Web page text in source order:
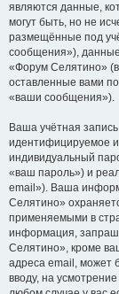
являются данные,
могут быть, но не
размещённые под
сообщения»),
«Форум Селятино»
оставленные вами
«ваши сообщения»).
Ваша учётная
идентифицируемое
индивидуальный
«ваш пароль») и
email»). Ваша
Селятино»
применяемыми в
информация,
Селятино», кроме
адреса email, может
вводу, на